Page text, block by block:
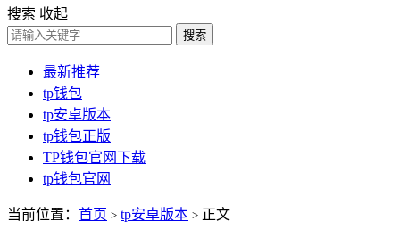
搜索 收起
搜索
最新推荐
tp钱包
tp安卓版本
tp钱包正版
TP钱包官网下载
tp钱包官网
当前位置： 首页 > tp安卓版本 > 正文